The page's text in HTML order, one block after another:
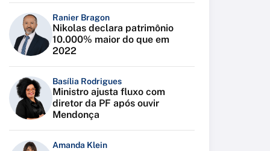
Ranier Bragon
Nikolas declara patrimônio
10.000% maior do que em
2022
Basília Rodrigues
Ministro ajusta fluxo com
diretor da PF após ouvir
Mendonça
Amanda Klein